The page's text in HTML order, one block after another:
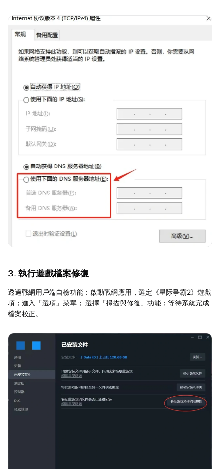
3. 執行遊戲檔案修復
透過戰網用戶端自檢功能：啟動戰網應用，選定《星际爭霸2》遊戲
項；進入「選項」菜單； 選擇「掃描與修復」功能；等待系統完成
檔案校正。